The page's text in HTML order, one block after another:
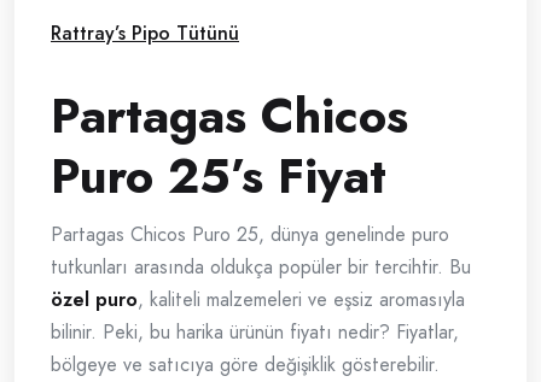
Rattray’s Pipo Tütünü
Partagas Chicos
Puro 25’s Fiyat
Partagas Chicos Puro 25, dünya genelinde puro
tutkunları arasında oldukça popüler bir tercihtir. Bu
özel puro, kaliteli malzemeleri ve eşsiz aromasıyla
bilinir. Peki, bu harika ürünün fiyatı nedir? Fiyatlar,
bölgeye ve satıcıya göre değişiklik gösterebilir.